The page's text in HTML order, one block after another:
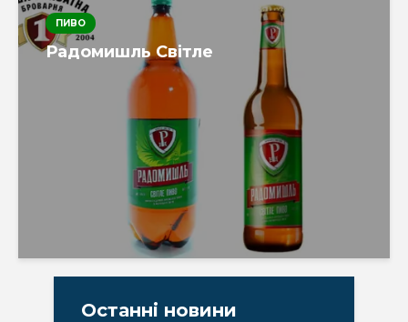
ПИВО
Радомишль Світле
Останні новини